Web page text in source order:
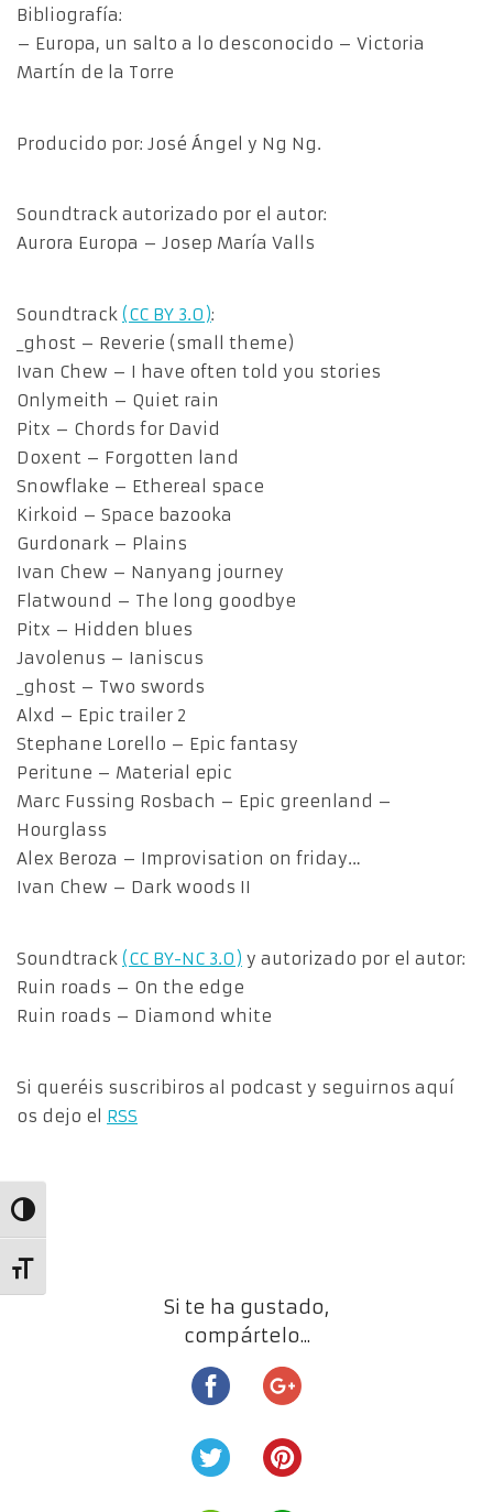
Alternar alto contraste
Alternar tamaño de letra
Bibliografía:
– Europa, un salto a lo desconocido – Victoria
Martín de la Torre
Producido por: José Ángel y Ng Ng.
Soundtrack autorizado por el autor:
Aurora Europa – Josep María Valls
Soundtrack (CC BY 3.0):
_ghost – Reverie (small theme)
Ivan Chew – I have often told you stories
Onlymeith – Quiet rain
Pitx – Chords for David
Doxent – Forgotten land
Snowflake – Ethereal space
Kirkoid – Space bazooka
Gurdonark – Plains
Ivan Chew – Nanyang journey
Flatwound – The long goodbye
Pitx – Hidden blues
Javolenus – Ianiscus
_ghost – Two swords
Alxd – Epic trailer 2
Stephane Lorello – Epic fantasy
Peritune – Material epic
Marc Fussing Rosbach – Epic greenland –
Hourglass
Alex Beroza – Improvisation on friday…
Ivan Chew – Dark woods II
Soundtrack (CC BY-NC 3.0) y autorizado por el autor:
Ruin roads – On the edge
Ruin roads – Diamond white
Si queréis suscribiros al podcast y seguirnos aquí
os dejo el RSS
Si te ha gustado,
compártelo...